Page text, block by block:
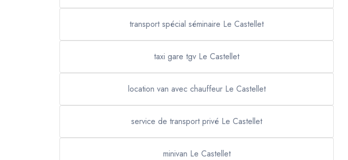
transport spécial séminaire Le Castellet
taxi gare tgv Le Castellet
location van avec chauffeur Le Castellet
service de transport privé Le Castellet
minivan Le Castellet